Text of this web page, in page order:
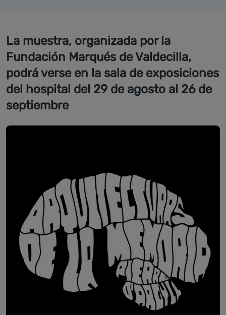
La muestra, organizada por la
Fundación Marqués de Valdecilla,
podrá verse en la sala de exposiciones
del hospital del 29 de agosto al 26 de
septiembre